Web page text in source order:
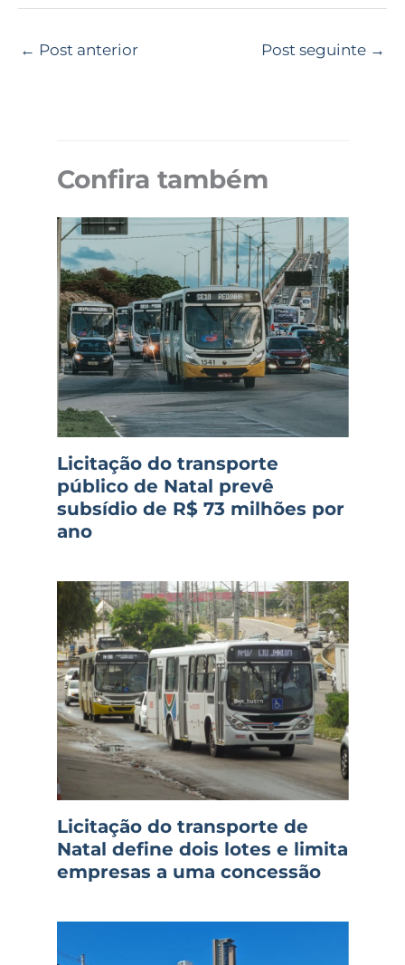
← Post anterior Post seguinte →
Confira também
Licitação do transporte
público de Natal prevê
subsídio de R$ 73 milhões por
ano
Licitação do transporte de
Natal define dois lotes e limita
empresas a uma concessão